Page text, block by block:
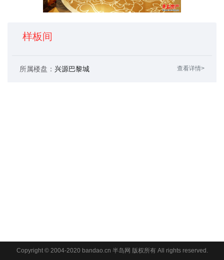
样板间
所属楼盘： 兴源巴黎城 查看详情>
Copyright © 2004-2020 bandao.cn 半岛网 版权所有 All rights reserved.